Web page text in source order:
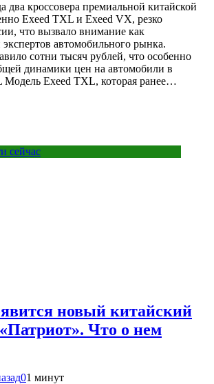
два кроссовера премиальной китайской
Exeed TXL и Exeed VX, резко
что вызвало внимание как
экспертов автомобильного рынка.
сотни тысяч рублей, что особенно
динамики цен на автомобили в
Модель Exeed TXL, которая ранее…
сейчас
новый китайский
Что о нем
01 минут